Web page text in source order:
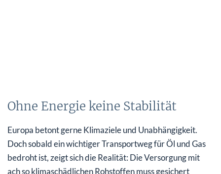
Ohne Energie keine Stabilität
Europa betont gerne Klimaziele und Unabhängigkeit.
Doch sobald ein wichtiger Transportweg für Öl und Gas
bedroht ist, zeigt sich die Realität: Die Versorgung mit
ach so klimaschädlichen Rohstoffen muss gesichert